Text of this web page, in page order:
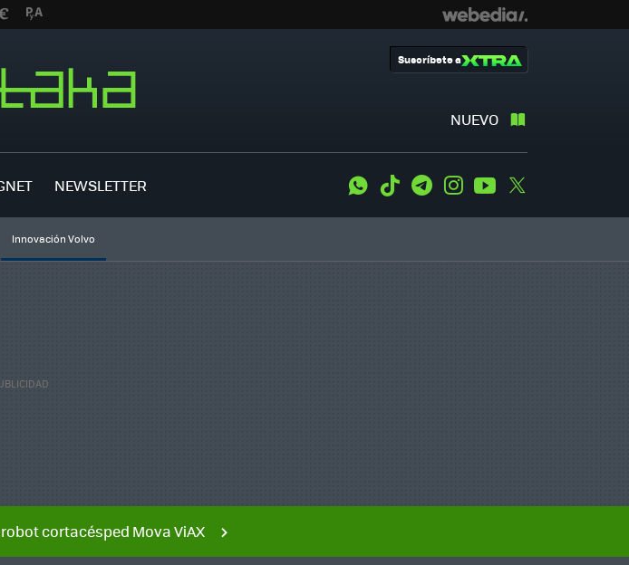
NUEVO
Suscríbete a
NEWSLETTER WhatsApp
Tiktok TelegramInstagramYoutube
Innovación Volvo
cortacésped Mova ViAX